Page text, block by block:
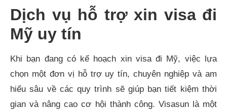
Dịch vụ hỗ trợ xin visa đi
Mỹ uy tín
Khi bạn đang có kế hoạch xin visa đi Mỹ, việc lựa
chọn một đơn vị hỗ trợ uy tín, chuyên nghiệp và am
hiểu sâu về các quy trình sẽ giúp bạn tiết kiệm thời
gian và nâng cao cơ hội thành công. Visasun là một